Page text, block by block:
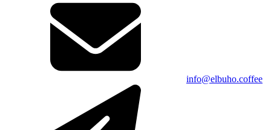
info@elbuho.coffee